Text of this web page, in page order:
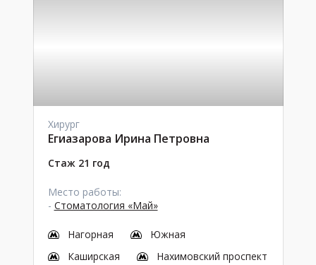
Хирург
Егиазарова Ирина Петровна
Стаж 21 год
Место работы:
- Стоматология «Май»
Нагорная
Южная
Каширская
Нахимовский проспект